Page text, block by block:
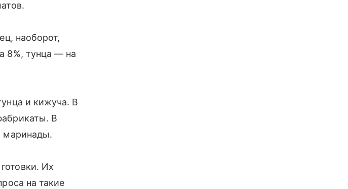
наоборот,
8%, тунца — на
и кижуча. В
В
маринады.
Их
на такие